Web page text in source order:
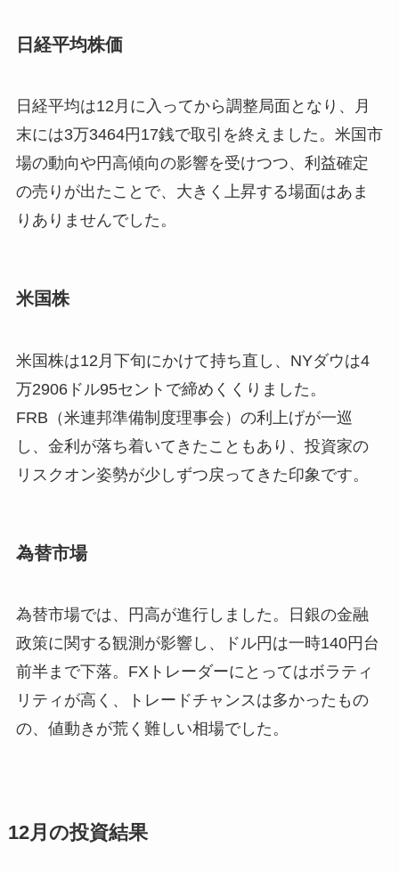
日経平均株価
日経平均は12月に入ってから調整局面となり、月
末には3万3464円17銭で取引を終えました。米国市
場の動向や円高傾向の影響を受けつつ、利益確定
の売りが出たことで、大きく上昇する場面はあま
りありませんでした。
米国株
米国株は12月下旬にかけて持ち直し、NYダウは4
万2906ドル95セントで締めくくりました。
FRB（米連邦準備制度理事会）の利上げが一巡
し、金利が落ち着いてきたこともあり、投資家の
リスクオン姿勢が少しずつ戻ってきた印象です。
為替市場
為替市場では、円高が進行しました。日銀の金融
政策に関する観測が影響し、ドル円は一時140円台
前半まで下落。FXトレーダーにとってはボラティ
リティが高く、トレードチャンスは多かったもの
の、値動きが荒く難しい相場でした。
12月の投資結果